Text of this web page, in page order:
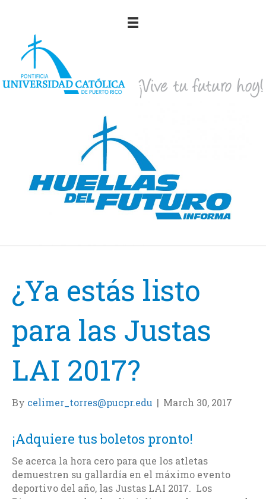
¿Ya estás listo
para las Justas
LAI 2017?
By celimer_torres@pucpr.edu | March 30, 2017
¡Adquiere tus boletos pronto!
Se acerca la hora cero para que los atletas
demuestren su gallardía en el máximo evento
deportivo del año, las Justas LAI 2017. Los